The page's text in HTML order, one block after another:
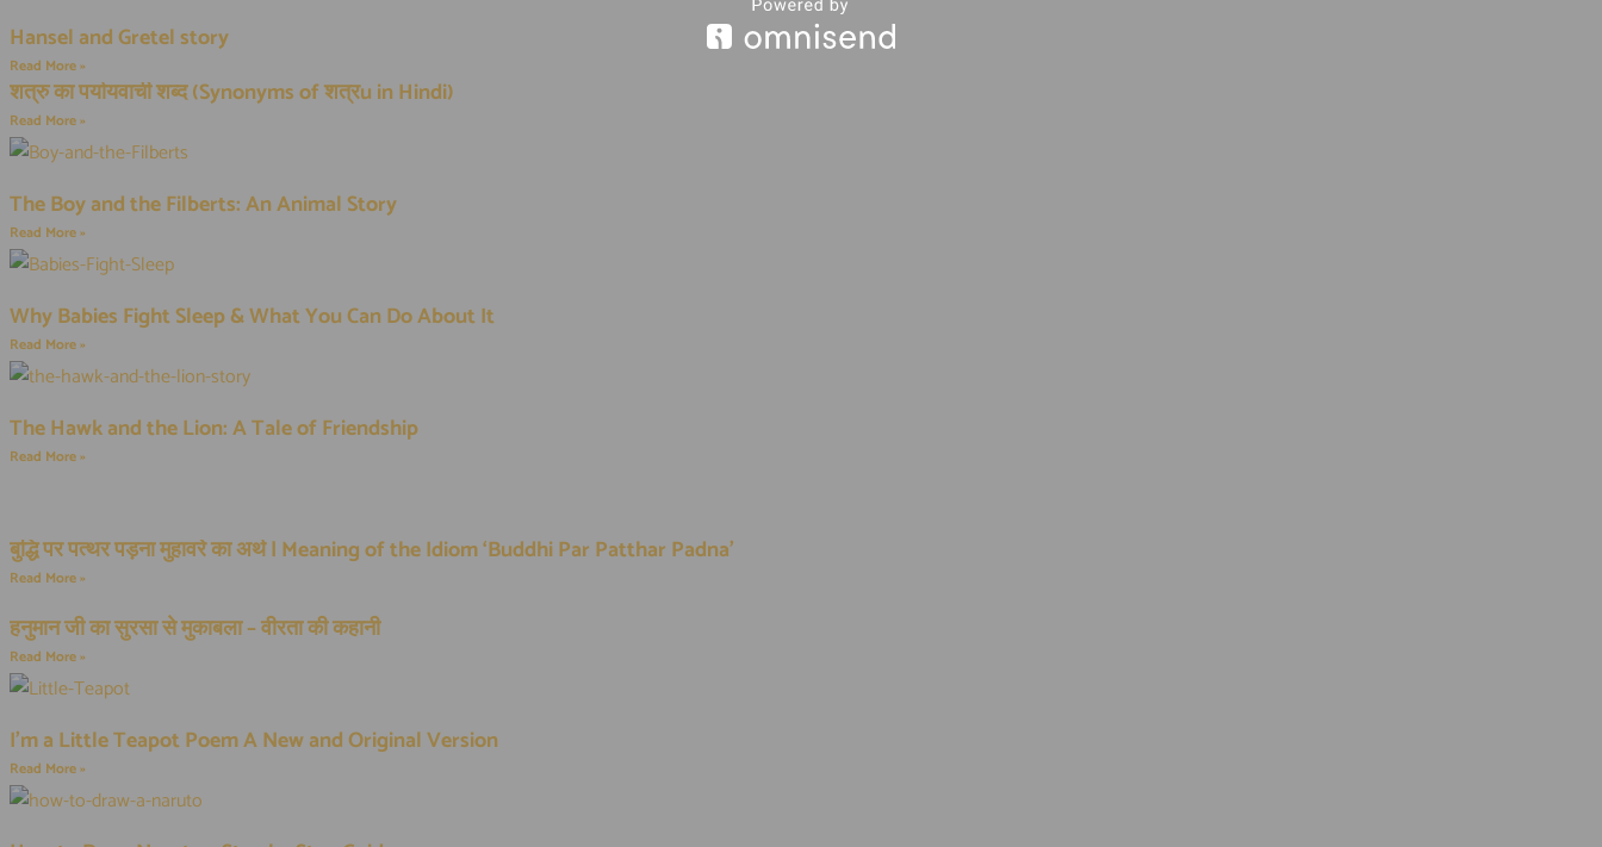
Hansel and Gretel story
Read More »
शत्रु का पर्यायवाची शब्द (Synonyms of शत्रu in Hindi)
Read More »
The Boy and the Filberts: An Animal Story
Read More »
Why Babies Fight Sleep & What You Can Do About It
Read More »
The Hawk and the Lion: A Tale of Friendship
Read More »
बुद्धि पर पत्थर पड़ना मुहावरे का अर्थ | Meaning of the Idiom ‘Buddhi Par Patthar Padna’
Read More »
हनुमान जी का सुरसा से मुकाबला – वीरता की कहानी
Read More »
I’m a Little Teapot PoemA New and Original Version
Read More »